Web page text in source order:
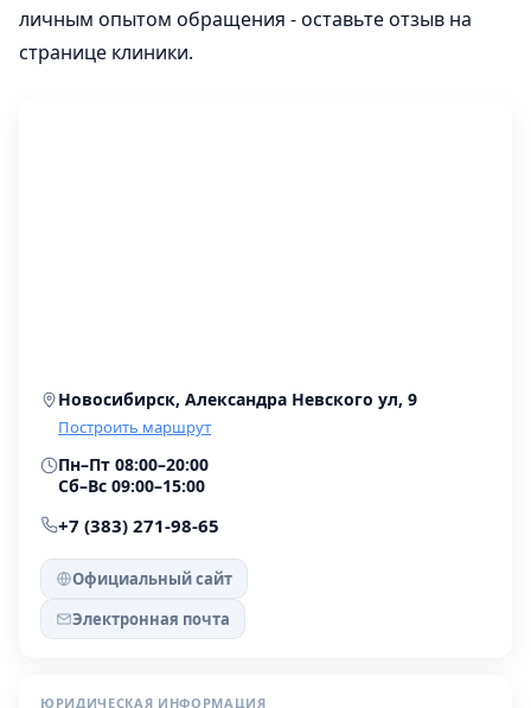
личным опытом обращения - оставьте отзыв на
странице клиники.
Новосибирск, Александра Невского ул, 9
Построить маршрут
Пн–Пт 08:00–20:00
Сб–Вс 09:00–15:00
+7 (383) 271-98-65
Официальный сайт
Электронная почта
ЮРИДИЧЕСКАЯ ИНФОРМАЦИЯ